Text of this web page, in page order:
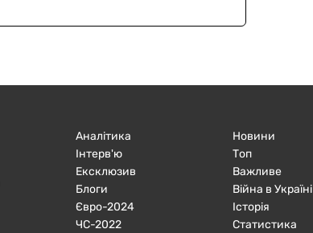
Аналітика
Інтерв'ю
Ексклюзив
Блоги
Євро-2024
ЧC-2022
Новини
Топ
Важливе
Війна в Україні
Історія
Статистика